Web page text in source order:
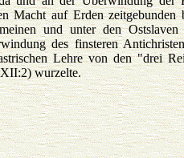
Macht auf Erden
und unter den
des finsteren
Lehre von den "drei
wurzelte.